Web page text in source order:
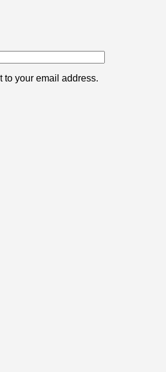
to your email address.